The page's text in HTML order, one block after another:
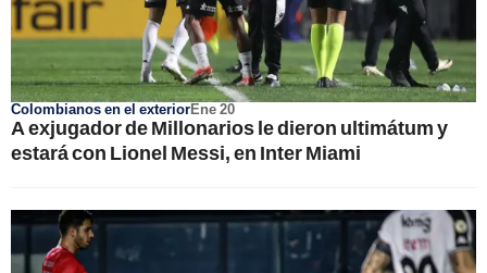
Colombianos en el exteriorEne 20
A exjugador de Millonarios le dieron ultimátum y
estará con Lionel Messi, en Inter Miami